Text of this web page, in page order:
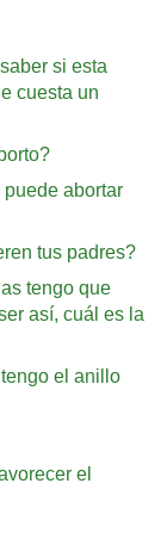
si esta
cuesta un
abortar
tus padres?
tengo que
así, cuál es la
el anillo
el